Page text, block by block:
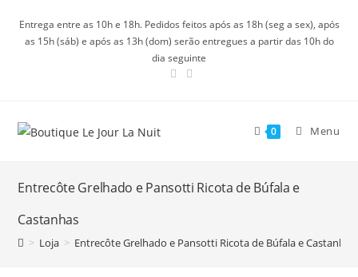
paraEntrega entre as 10h e 18h. Pedidos feitos após as 18h (seg a sex), após
as 15h (sáb) e após as 13h (dom) serão entregues a partir das 10h do
dia seguinte
0 Menu
Entrecôte Grelhado e Pansotti Ricota de Búfala e
Castanhas
> Loja > Entrecôte Grelhado e Pansotti Ricota de Búfala e Castanhas